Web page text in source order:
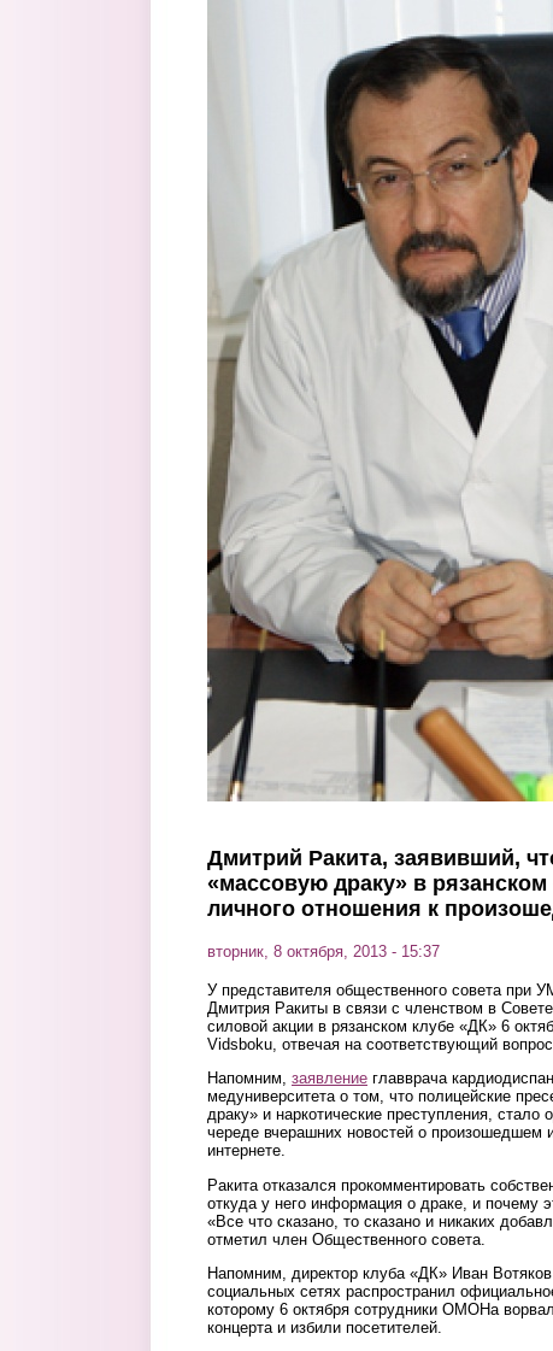
Дмитрий Ракита, заявивший,
«массовую драку» в
личного отношения к
вторник, 8 октября, 2013 - 15:37
У представителя общественного совета при
Дмитрия Ракиты в связи с членством в
силовой акции в рязанском клубе «ДК» 6
Vidsboku, отвечая на соответствующий
Напомним, заявление главврача
медуниверситета о том, что полицейские
драку» и наркотические преступления,
череде вчерашних новостей о произошедшем
интернете.
Ракита отказался прокомментировать
откуда у него информация о драке, и почему
«Все что сказано, то сказано и никаких
отметил член Общественного совета.
Напомним, директор клуба «ДК» Иван
социальных сетях распространил
которому 6 октября сотрудники ОМОНа
концерта и избили посетителей.